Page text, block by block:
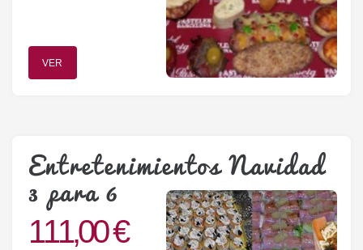
VER
Entretenimientos Navidad
3 para 6
111,00 €